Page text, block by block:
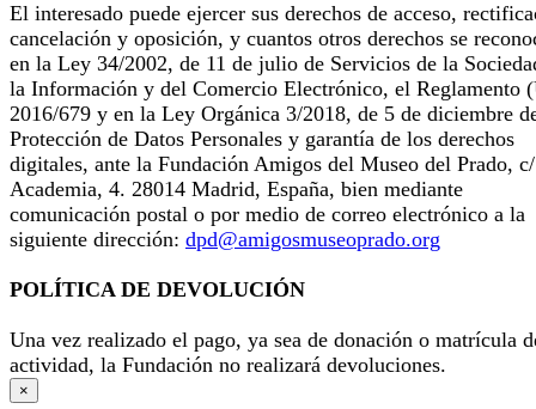
El interesado puede ejercer sus derechos de acceso,
cancelación y oposición, y cuantos otros derechos se
en la Ley 34/2002, de 11 de julio de Servicios de la
la Información y del Comercio Electrónico, el Reglamento
2016/679 y en la Ley Orgánica 3/2018, de 5 de diciembre
Protección de Datos Personales y garantía de los derechos
digitales, ante la Fundación Amigos del Museo del Prado,
Academia, 4. 28014 Madrid, España, bien mediante
comunicación postal o por medio de correo electrónico a la
siguiente dirección: dpd@amigosmuseoprado.org
POLÍTICA DE DEVOLUCIÓN
Una vez realizado el pago, ya sea de donación o matrícula
actividad, la Fundación no realizará devoluciones.
×